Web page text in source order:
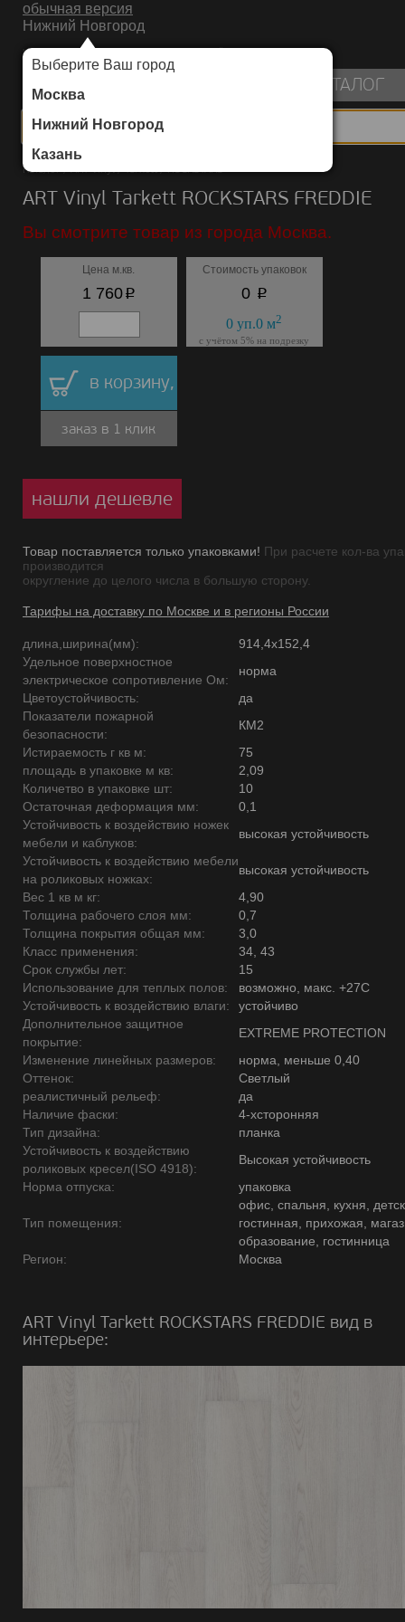
обычная версия
Нижний Новгород
Выберите Ваш город
Москва
Нижний Новгород
Казань
ИНТЕРНЕТ-МАГАЗИН НАПОЛЬНЫХ ПОКРЫТИЙ
КАТАЛОГ
Каталог/ART Vinyl/Tarkett/ROCKSTARS
ART Vinyl Tarkett ROCKSTARS FREDDIE
Вы смотрите товар из города Москва.
Цена м.кв.
1 760p
Стоимость упаковок
0 p
0 уп.0 м2
с учётом 5% на подрезку
в корзину,
заказ в 1 клик
нашли дешевле
Товар поставляется только упаковками! При расчете кол-ва
производится
округление до целого числа в большую сторону.
Тарифы на доставку по Москве и в регионы России
длина,ширина(мм):
914,4х152,4
Удельное поверхностное
электрическое сопротивление Ом:
норма
Цветоустойчивость:
да
Показатели пожарной
безопасности:
КМ2
Истираемость г кв м:
75
площадь в упаковке м кв:
2,09
Количетво в упаковке шт:
10
Остаточная деформация мм:
0,1
Устойчивость к воздействию ножек
мебели и каблуков:
высокая устойчивость
Устойчивость к воздействию мебели
на роликовых ножках:
высокая устойчивость
Вес 1 кв м кг:
4,90
Толщина рабочего слоя мм:
0,7
Толщина покрытия общая мм:
3,0
Класс применения:
34, 43
Срок службы лет:
15
Использование для теплых полов:
возможно, макс. +27С
Устойчивость к воздействию влаги:
устойчиво
Дополнительное защитное
покрытие:
EXTREME PROTECTION
Изменение линейных размеров:
норма, меньше 0,40
Оттенок:
Светлый
реалистичный рельеф:
да
Наличие фаски:
4-хсторонняя
Тип дизайна:
планка
Устойчивость к воздействию
роликовых кресел(ISO 4918):
Высокая устойчивость
Норма отпуска:
упаковка
Тип помещения:
офис, спальня, кухня,
гостинная, прихожая,
образование, гостинница
Регион:
Москва
ART Vinyl Tarkett ROCKSTARS FREDDIE вид в
интерьере: